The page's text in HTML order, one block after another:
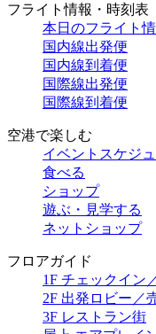
フライト情報・時刻表
本日のフライト
国内線出発便
国内線到着便
国際線出発便
国際線到着便
空港で楽しむ
イベントスケジ
食べる
ショップ
遊ぶ・見学する
ネットショップ
フロアガイド
1F チェックイン
2F 出発ロビー／
3F レストラン街